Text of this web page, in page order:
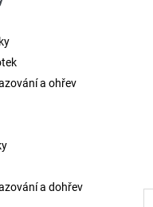
a ohřev
a dohřev